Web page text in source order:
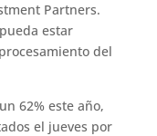
Partners.
estar
del
62% este año,
el jueves por